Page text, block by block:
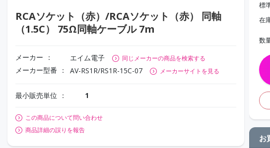
RCAソケット（赤）/RCAソケット（赤） 同軸
（1.5C） 75Ω同軸ケーブル 7m
メーカー エイム電子 同じメーカーの商品を検索する
メーカー型番 AV-RS1R/RS1R-15C-07 メーカーサイトを見る
最小販売単位 1
この商品について問い合わせ
商品詳細の誤りを報告
標
在
数
お